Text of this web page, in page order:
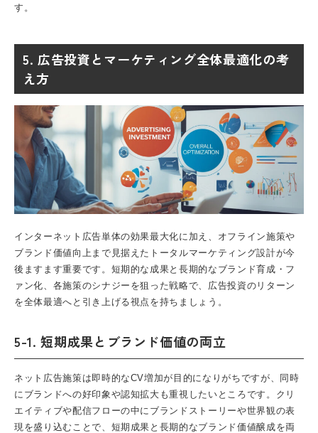
す。
5. 広告投資とマーケティング全体最適化の考
え方
インターネット広告単体の効果最大化に加え、オフライン施策や
ブランド価値向上まで見据えたトータルマーケティング設計が今
後ますます重要です。短期的な成果と長期的なブランド育成・フ
ァン化、各施策のシナジーを狙った戦略で、広告投資のリターン
を全体最適へと引き上げる視点を持ちましょう。
5-1. 短期成果とブランド価値の両立
ネット広告施策は即時的なCV増加が目的になりがちですが、同時
にブランドへの好印象や認知拡大も重視したいところです。クリ
エイティブや配信フローの中にブランドストーリーや世界観の表
現を盛り込むことで、短期成果と長期的なブランド価値醸成を両